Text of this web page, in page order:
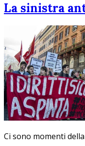
La sinistra
Ci sono momenti